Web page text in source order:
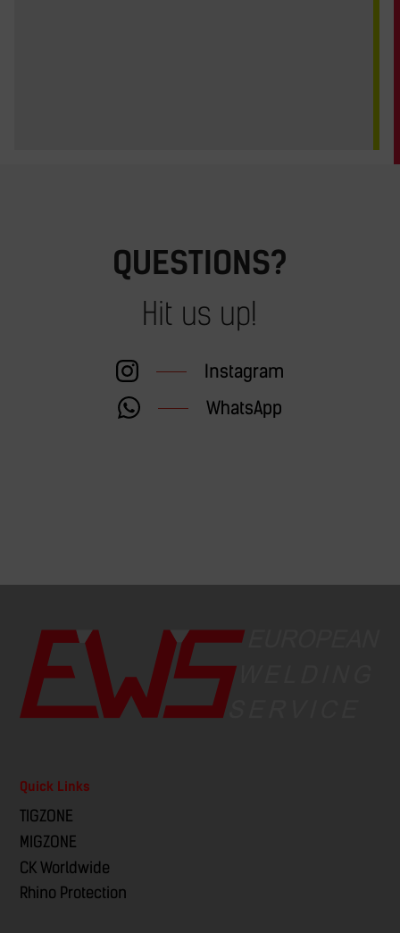
QUESTIONS?
Hit us up!
Instagram
WhatsApp
Quick Links
TIGZONE
MIGZONE
CK Worldwide
Rhino Protection